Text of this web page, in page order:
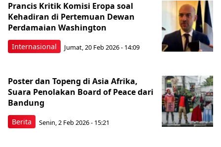
Internasional
Prancis Kritik Komisi Eropa soal
Kehadiran di Pertemuan Dewan
Perdamaian Washington
Jumat, 20 Feb 2026 - 14:09
Berita
Poster dan Topeng di Asia Afrika,
Suara Penolakan Board of Peace dari
Bandung
Senin, 2 Feb 2026 - 15:21